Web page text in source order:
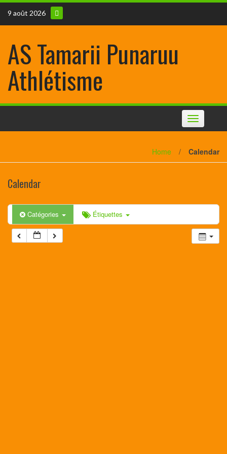
9 août 2026
AS Tamarii Punaruu
Athlétisme
Toggle
navigation
Home / Calendar
Calendar
Catégories Étiquettes